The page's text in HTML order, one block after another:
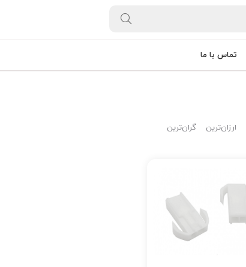
تماس با ما
ارزان‌ترین گران‌ترین